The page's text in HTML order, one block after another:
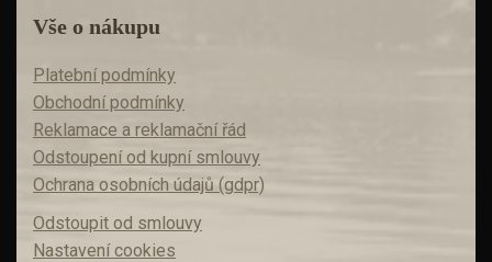
Vše o nákupu
Platební podmínky
Obchodní podmínky
Reklamace a reklamační řád
Odstoupení od kupní smlouvy
Ochrana osobních údajů (gdpr)
Odstoupit od smlouvy
Nastavení cookies